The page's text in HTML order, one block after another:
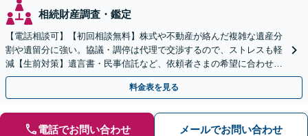
相続財産調査・鑑定
【電話相談可】【初回相談無料】株式や不動産が絡んだ複雑な遺産分
割や遺留分に強い。協議・調停は代理で交渉するので、ストレスも軽
減【生前対策】遺言書・民事信託など、依頼者さまの希望に合わせて
対応【夜間・休日面談可】【赤坂見附駅／永田町駅2分】
料金表を見る
電話でお問い合わせ メールでお問い合わせ